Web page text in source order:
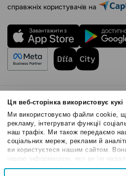
Ця веб-сторінка використовує кукі
Ми використовуємо файли cookie,
рекламу, інтегрувати функції
наш трафік. Ми також передаємо
соціальних мереж, реклами й
ви користуєтеся нашим сайтом.
іншою інформацією, яку ви їм
час вашого користування їхніми
Вибір
справжніх користувачів на
Правила користування
Політика Cookies
Безпека SendPulse
Політика конфіденційності
© 2015 - 2026. ТОВ «СендПульс».